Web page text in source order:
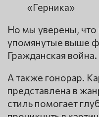
«Герника»
Но мы уверены,
упомянутые выше
Гражданская
А также гонорар.
представлена в
стиль помогает